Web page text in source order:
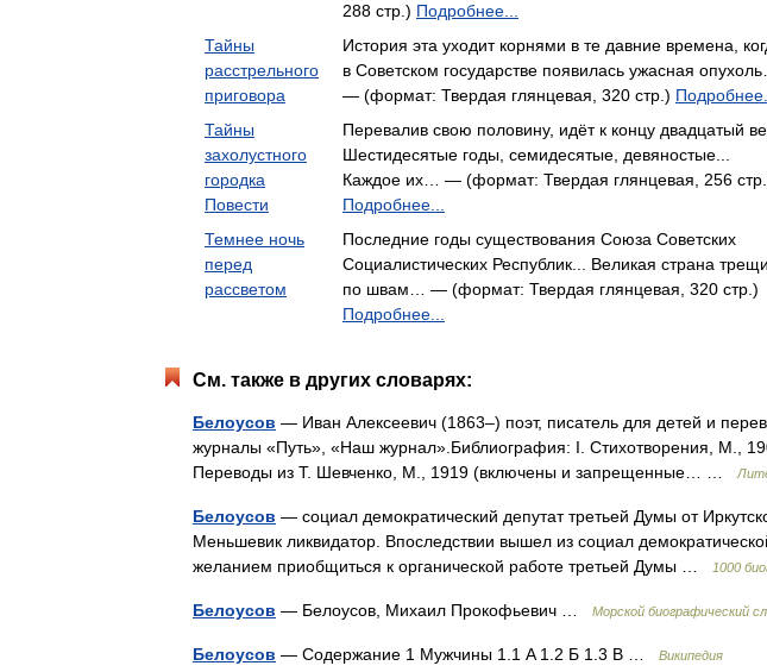
288 стр.) Подробнее...
Тайны
расстрельного
приговора
История эта уходит корнями в те давние времена,
в Советском государстве появилась ужасная
— (формат: Твердая глянцевая, 320 стр.) Подробнее...
Тайны
захолустного
городка
Повести
Перевалив свою половину, идёт к концу двадцатый
Шестидесятые годы, семидесятые, девяностые...
Каждое их… — (формат: Твердая глянцевая, 256
Подробнее...
Темнее ночь
перед
рассветом
Последние годы существования Союза Советских
Социалистических Республик... Великая страна
по швам… — (формат: Твердая глянцевая, 320 стр.)
Подробнее...
См. также в других словарях:
Белоусов — Иван Алексеевич (1863–) поэт, писатель для детей и
журналы «Путь», «Наш журнал».Библиография: I. Стихотворения, М.,
Переводы из Т. Шевченко, М., 1919 (включены и запрещенные… …
Белоусов — социал демократический депутат третьей Думы от
Меньшевик ликвидатор. Впоследствии вышел из социал
желанием приобщиться к органической работе третьей Думы …
1000
Белоусов — Белоусов, Михаил Прокофьевич … Морской биографический
Белоусов — Содержание 1 Мужчины 1.1 A 1.2 Б 1.3 В … Википедия